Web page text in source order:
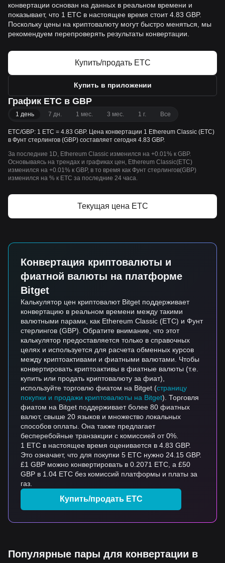
конвертации основан на данных в реальном времени и
показывает, что 1 ETC в настоящее время стоит 4.83 GBP.
Поскольку цены на криптовалюту могут быстро меняться, мы
рекомендуем перепроверять результаты конвертации.
Купить/продать ETC
Купить в приложении
График ETC в GBP
1 день 7 дн. 1 мес. 3 мес. 1 г. Все
ETC/GBP: 1 ETC = 4.83 GBP. Цена конвертации 1 Ethereum Classic (ETC)
в Фунт стерлингов (GBP) составляет сегодня 4.83 GBP.
За последние 1D, Ethereum Classic изменился на +0.01% к GBP.
Основываясь на трендах и графиках цен, Ethereum Classic(ETC)
изменился на +0.01% к GBP, в то время как Фунт стерлингов(GBP)
изменился на % к ETC за последние 24 часа.
Текущая цена ETC
Конвертация криптовалюты и
фиатной валюты на платформе
Bitget
Калькулятор цен криптовалют Bitget поддерживает
конвертацию в реальном времени между такими
валютными парами, как Ethereum Classic (ETC) и Фунт
стерлингов (GBP). Обратите внимание, что этот
калькулятор предоставляется только в справочных
целях и используется для расчета обменных курсов
между криптоактивами и фиатными валютами. Чтобы
конвертировать криптоактивы в фиатные валюты (т.е.
купить или продать криптовалюту за фиат),
используйте торговлю фиатом на Bitget (страницу
покупки и продажи криптовалюты на Bitget). Торговля
фиатом на Bitget поддерживает более 80 фиатных
валют, свыше 20 языков и множество локальных
способов оплаты. Она также предлагает
бесперебойные транзакции с комиссией от 0%.
1 ETC в настоящее время оценивается в 4.83 GBP.
Это означает, что для покупки 5 ETC нужно 24.15 GBP.
£1 GBP можно конвертировать в 0.2071 ETC, а £50
GBP в 1.04 ETC без комиссий платформы и платы за
газ.
Купить/продать ETC
Популярные пары для конвертации в